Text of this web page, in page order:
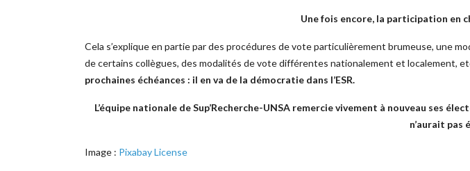
Une fois encore, la participation
Cela s’explique en partie par des procédures de vote particulièrement brumeuse, une
de certains collègues, des modalités de vote différentes nationalement et localement,
prochaines échéances : il en va de la démocratie dans l’ESR.
L’équipe nationale de Sup’Recherche-UNSA remercie vivement à nouveau ses
n’aurait pas
Image : Pixabay License